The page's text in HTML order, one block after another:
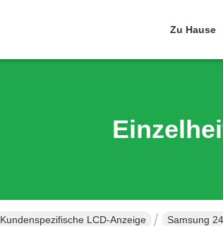
Zu Hause
Kundenspezifische LCD-Anzeige Samsung